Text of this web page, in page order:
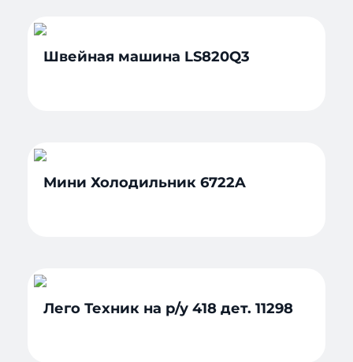
Швейная машина LS820Q3
Мини Холодильник 6722A
Лего Техник на р/у 418 дет. 11298